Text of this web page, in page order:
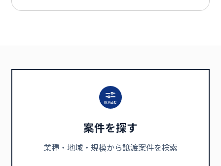
案件を探す
業種・地域・規模から譲渡案件を検索